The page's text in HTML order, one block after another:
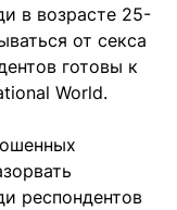
в возрасте 25-
от секса
готовы к
World.
респондентов